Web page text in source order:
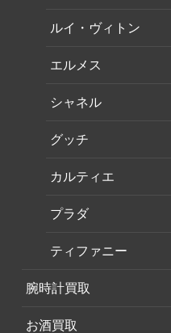
ルイ・ヴィトン
エルメス
シャネル
グッチ
カルティエ
プラダ
ティファニー
腕時計買取
お酒買取